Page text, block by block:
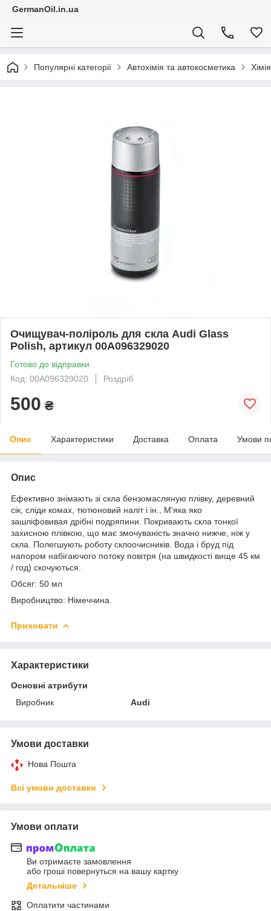
GermanOil.in.ua
Популярні категорії Автохімія та автокосметика
Очищувач-поліроль для скла Audi Glass
Polish, артикул 00A096329020
Готово до відправки
Код: 00A096329020
Роздріб
500 ₴
Опис Характеристики Доставка Оплата Умови
Опис
Ефективно знімають зі скла бензомасляную плівку, деревний
сік, сліди комах, тютюновий наліт і ін., М'яка яко
зашліфовивая дрібні подряпини. Покривають скла тонкої
захисною плівкою, що має змочуваність значно нижче, ніж у
скла. Полегшують роботу склоочисників. Вода і бруд під
напором набігаючого потоку повітря (на швидкості вище 45 км
/ год) скочуються.
Обсяг: 50 мл
Виробництво: Німеччина.
Приховати
Характеристики
Основні атрибути
Виробник
Audi
Умови доставки
Нова Пошта
Всі умови доставки
Умови оплати
Ви отримаєте замовлення
або гроші повернуться на вашу картку
Детальніше
Оплатити частинами